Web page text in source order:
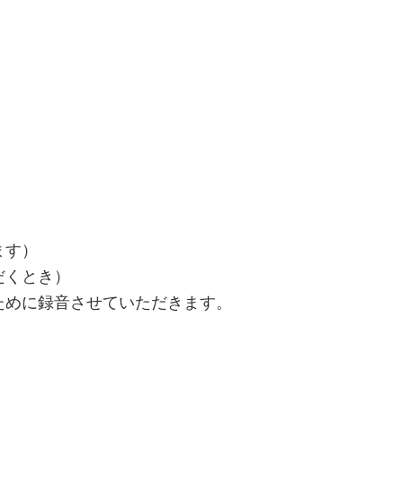
）
とき）
音させていただきます。